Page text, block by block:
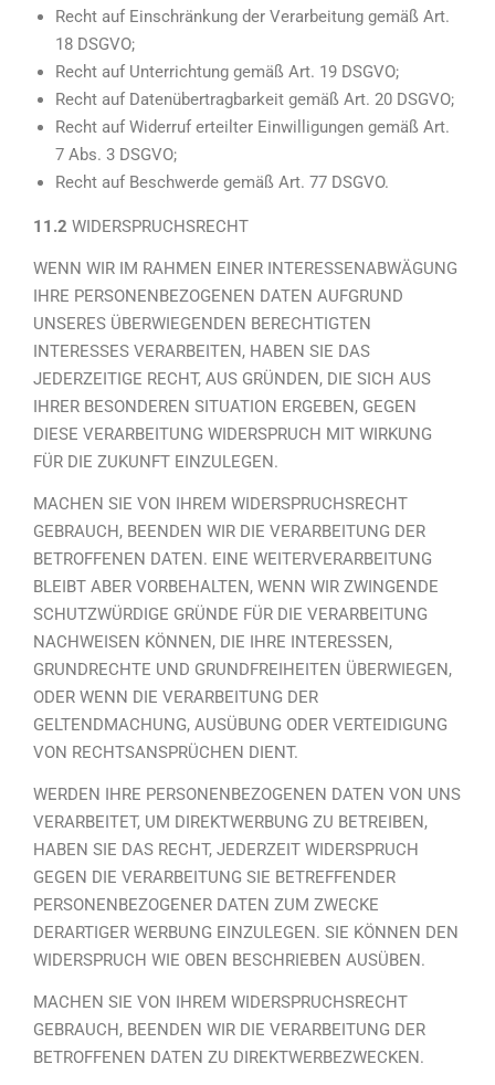
Recht auf Einschränkung der Verarbeitung gemäß Art.
18 DSGVO;
Recht auf Unterrichtung gemäß Art. 19 DSGVO;
Recht auf Datenübertragbarkeit gemäß Art. 20 DSGVO;
Recht auf Widerruf erteilter Einwilligungen gemäß Art.
7 Abs. 3 DSGVO;
Recht auf Beschwerde gemäß Art. 77 DSGVO.
11.2 WIDERSPRUCHSRECHT
WENN WIR IM RAHMEN EINER INTERESSENABWÄGUNG
IHRE PERSONENBEZOGENEN DATEN AUFGRUND
UNSERES ÜBERWIEGENDEN BERECHTIGTEN
INTERESSES VERARBEITEN, HABEN SIE DAS
JEDERZEITIGE RECHT, AUS GRÜNDEN, DIE SICH AUS
IHRER BESONDEREN SITUATION ERGEBEN, GEGEN
DIESE VERARBEITUNG WIDERSPRUCH MIT WIRKUNG
FÜR DIE ZUKUNFT EINZULEGEN.
MACHEN SIE VON IHREM WIDERSPRUCHSRECHT
GEBRAUCH, BEENDEN WIR DIE VERARBEITUNG DER
BETROFFENEN DATEN. EINE WEITERVERARBEITUNG
BLEIBT ABER VORBEHALTEN, WENN WIR ZWINGENDE
SCHUTZWÜRDIGE GRÜNDE FÜR DIE VERARBEITUNG
NACHWEISEN KÖNNEN, DIE IHRE INTERESSEN,
GRUNDRECHTE UND GRUNDFREIHEITEN ÜBERWIEGEN,
ODER WENN DIE VERARBEITUNG DER
GELTENDMACHUNG, AUSÜBUNG ODER VERTEIDIGUNG
VON RECHTSANSPRÜCHEN DIENT.
WERDEN IHRE PERSONENBEZOGENEN DATEN VON UNS
VERARBEITET, UM DIREKTWERBUNG ZU BETREIBEN,
HABEN SIE DAS RECHT, JEDERZEIT WIDERSPRUCH
GEGEN DIE VERARBEITUNG SIE BETREFFENDER
PERSONENBEZOGENER DATEN ZUM ZWECKE
DERARTIGER WERBUNG EINZULEGEN. SIE KÖNNEN DEN
WIDERSPRUCH WIE OBEN BESCHRIEBEN AUSÜBEN.
MACHEN SIE VON IHREM WIDERSPRUCHSRECHT
GEBRAUCH, BEENDEN WIR DIE VERARBEITUNG DER
BETROFFENEN DATEN ZU DIREKTWERBEZWECKEN.